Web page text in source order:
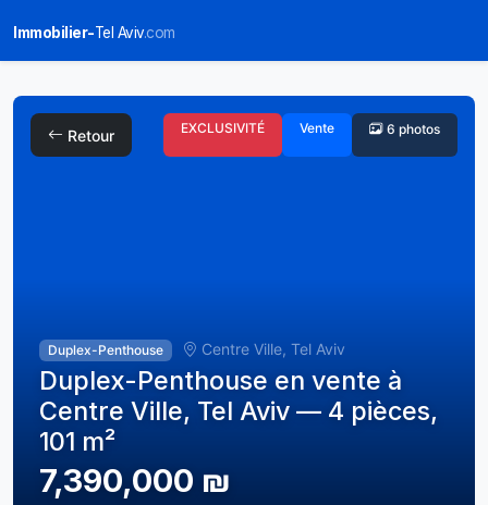
Immobilier-Tel Aviv.com
Retour EXCLUSIVITÉ Vente 6 photos
Duplex-Penthouse Centre Ville, Tel Aviv
Duplex-Penthouse en vente à
Centre Ville, Tel Aviv — 4 pièces,
101 m²
7,390,000 ₪